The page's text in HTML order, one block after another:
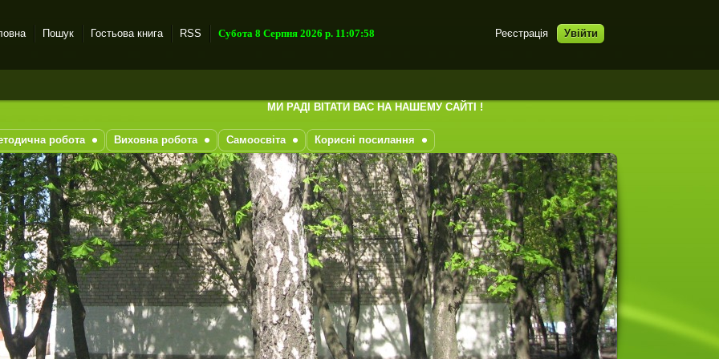
Реєстрація Увійти
Пошук Гостьова книга RSS Субота 8 Серпня 2026 р. 11:07:59
МИ РАДІ ВІТАТИ ВАС НА НАШЕМУ САЙТІ !
робота Виховна робота Самоосвіта Корисні посилання